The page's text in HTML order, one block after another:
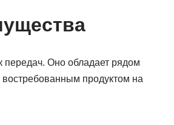
передач. Оно обладает рядом
продуктом на